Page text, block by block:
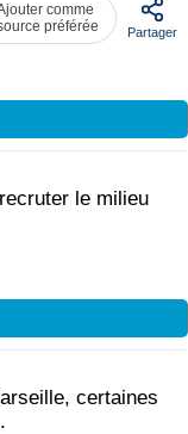
comme
préférée
Partager
le milieu
certaines